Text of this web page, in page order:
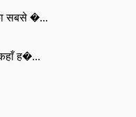
सबसे �...
ह�...